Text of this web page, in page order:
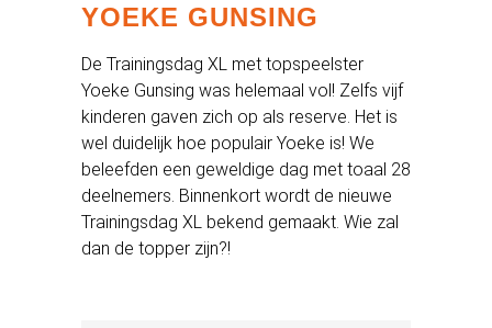
YOEKE GUNSING
De Trainingsdag XL met topspeelster
Yoeke Gunsing was helemaal vol! Zelfs vijf
kinderen gaven zich op als reserve. Het is
wel duidelijk hoe populair Yoeke is! We
beleefden een geweldige dag met toaal 28
deelnemers. Binnenkort wordt de nieuwe
Trainingsdag XL bekend gemaakt. Wie zal
dan de topper zijn?!